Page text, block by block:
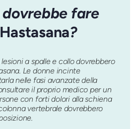
dovrebbe fare
?
a spalle e collo dovrebbero
Le donne incinte
nelle fasi avanzate della
il proprio medico per un
con forti dolori alla schiena
vertebrale dovrebbero